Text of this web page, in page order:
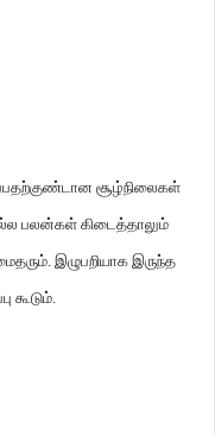
சூழ்நிலைகள்
பலன்கள் கிடைத்தாலும்
. இழுபறியாக இருந்த
கூடும்.